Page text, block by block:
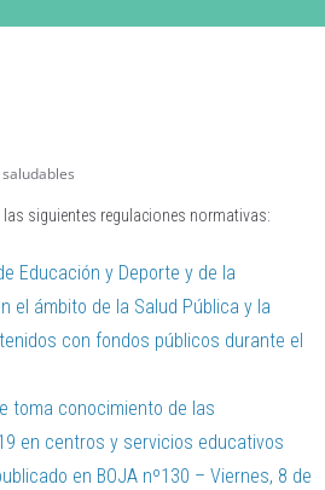
siguientes regulaciones normativas:
Educación y Deporte y de la
el ámbito de la Salud Pública y la
con fondos públicos durante el
toma conocimiento de las
en centros y servicios educativos
en BOJA nº130 – Viernes, 8 de